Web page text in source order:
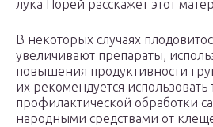
лука Порей расскажет этот
В некоторых случаях
увеличивают препараты,
повышения продуктивности
их рекомендуется использовать
профилактической обработки
народными средствами от